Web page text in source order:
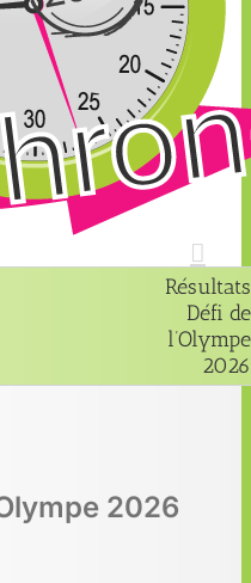
Résultats
Défi de
l’Olympe
2026
2026